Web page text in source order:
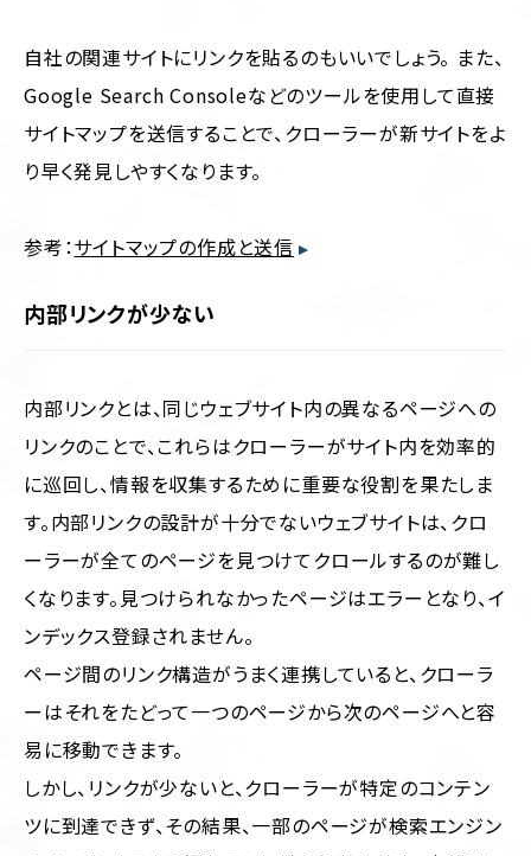
自社の関連サイトにリンクを貼るのもいいでしょう。 また、
Google Search Consoleなどのツールを使用して直接
サイトマップを送信することで、クローラーが新サイトをよ
り早く発見しやすくなります。
参考：サイトマップの作成と送信
内部リンクが少ない
内部リンクとは、同じウェブサイト内の異なるページへの
リンクのことで、これらはクローラーがサイト内を効率的
に巡回し、情報を収集するために重要な役割を果たしま
す。内部リンクの設計が十分でないウェブサイトは、クロ
ーラーが全てのページを見つけてクロールするのが難し
くなります。見つけられなかったページはエラーとなり、イ
ンデックス登録されません。
ページ間のリンク構造がうまく連携していると、クローラ
ーはそれをたどって一つのページから次のページへと容
易に移動できます。
しかし、リンクが少ないと、クローラーが特定のコンテン
ツに到達できず、その結果、一部のページが検索エンジン